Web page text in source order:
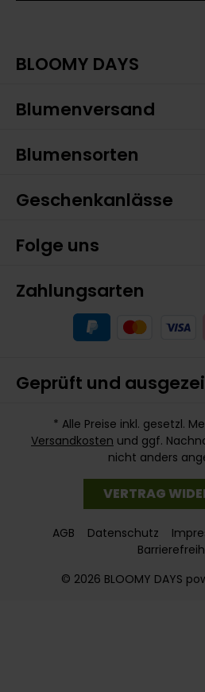
BLOOMY DAYS
Blumenversand
Blumensorten
Geschenkanlässe
Folge uns
Zahlungsarten
Geprüft und
* Alle Preise inkl. gesetzl.
Versandkosten und ggf.
nicht anders
© 2026 BLOOMY DAYS
VERTRAG
AGB Datenschutz